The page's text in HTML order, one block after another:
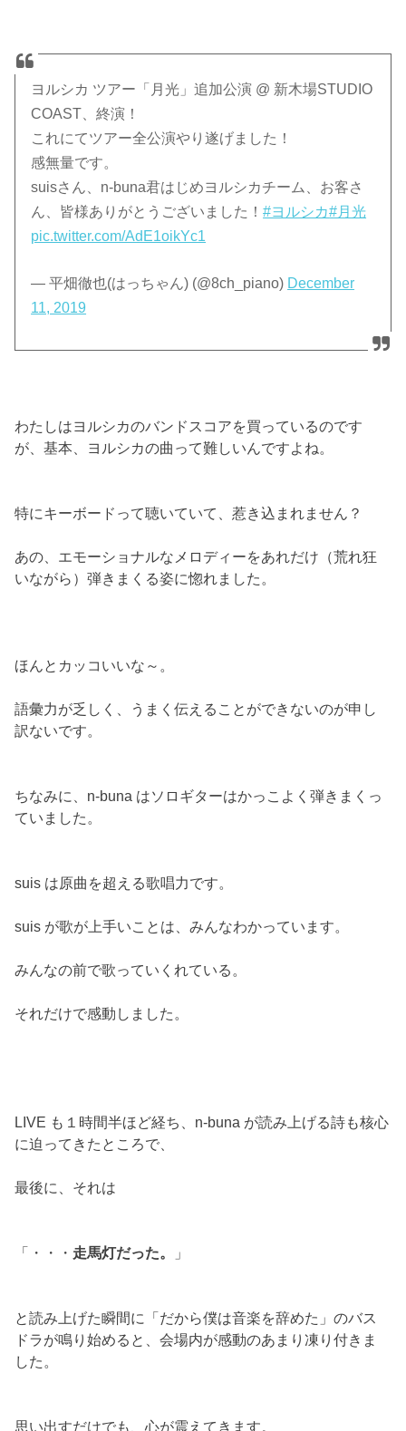
ヨルシカ ツアー「月光」追加公演 @ 新木場STUDIO
COAST、終演！
これにてツアー全公演やり遂げました！
感無量です。
suisさん、n-buna君はじめヨルシカチーム、お客さ
ん、皆様ありがとうございました！#ヨルシカ#月光
pic.twitter.com/AdE1oikYc1
— 平畑徹也(はっちゃん) (@8ch_piano) December
11, 2019
わたしはヨルシカのバンドスコアを買っているのです
が、基本、ヨルシカの曲って難しいんですよね。
特にキーボードって聴いていて、惹き込まれません？
あの、エモーショナルなメロディーをあれだけ（荒れ狂
いながら）弾きまくる姿に惚れました。
ほんとカッコいいな～。
語彙力が乏しく、うまく伝えることができないのが申し
訳ないです。
ちなみに、n-buna はソロギターはかっこよく弾きまくっ
ていました。
suis は原曲を超える歌唱力です。
suis が歌が上手いことは、みんなわかっています。
みんなの前で歌っていくれている。
それだけで感動しました。
LIVE も１時間半ほど経ち、n-buna が読み上げる詩も核心
に迫ってきたところで、
最後に、それは
「・・・ 走馬灯だった。 」
と読み上げた瞬間に「だから僕は音楽を辞めた」のバス
ドラが鳴り始めると、会場内が感動のあまり凍り付きま
した。
思い出すだけでも、心が震えてきます。